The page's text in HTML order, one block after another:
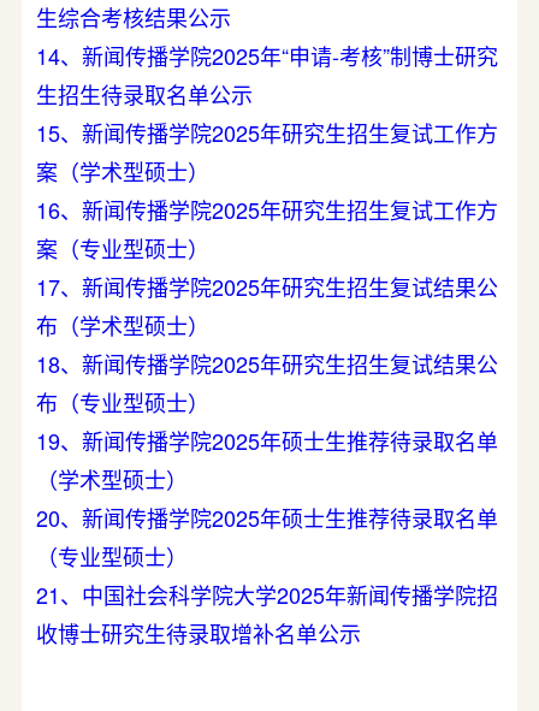
生综合考核结果公示
14、新闻传播学院2025年“申请-考核”制博士研究
生招生待录取名单公示
15、新闻传播学院2025年研究生招生复试工作方
案（学术型硕士）
16、新闻传播学院2025年研究生招生复试工作方
案（专业型硕士）
17、新闻传播学院2025年研究生招生复试结果公
布（学术型硕士）
18、新闻传播学院2025年研究生招生复试结果公
布（专业型硕士）
19、新闻传播学院2025年硕士生推荐待录取名单
（学术型硕士）
20、新闻传播学院2025年硕士生推荐待录取名单
（专业型硕士）
21、中国社会科学院大学2025年新闻传播学院招
收博士研究生待录取增补名单公示